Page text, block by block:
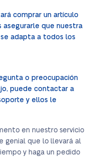
comprar un artículo
asegurarle que nuestra
adapta a todos los
o preocupación
puede contactar a
y ellos le
en nuestro servicio
genial que lo llevará al
y haga un pedido